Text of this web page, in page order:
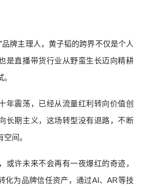
品牌主理人，黄子韬的跨界不仅是个人
是直播带货行业从野蛮生长迈向精耕
年震荡，已经从流量红利转向价值创
长期主义，这场转型没有退路，不断
间。
或许未来不会再有一夜爆红的奇迹，
化为品牌信任资产，通过AI、AR等技